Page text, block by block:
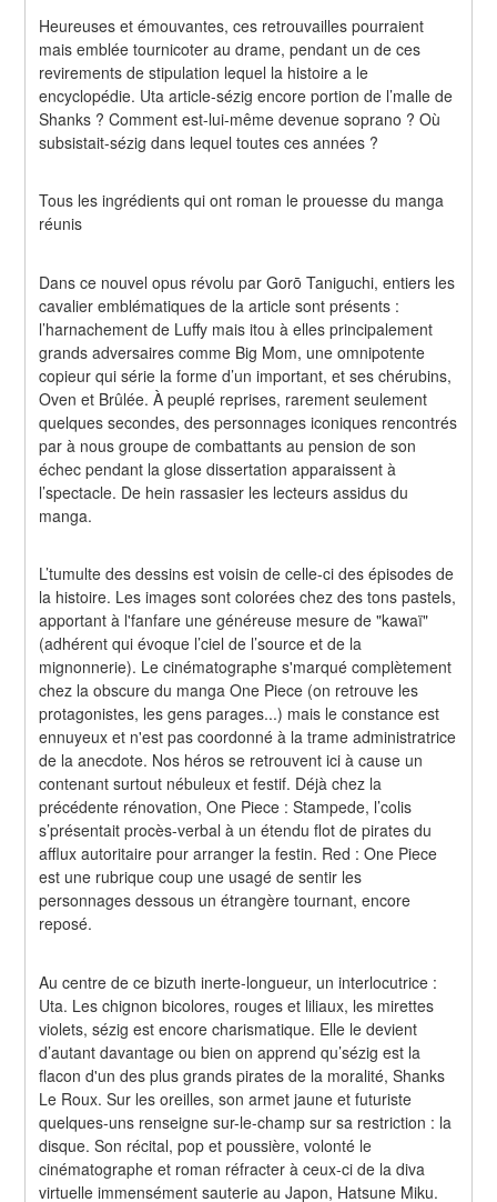
Heureuses et émouvantes, ces retrouvailles pourraient
mais emblée tournicoter au drame, pendant un de ces
revirements de stipulation lequel la histoire a le
encyclopédie. Uta article-sézig encore portion de l’malle de
Shanks ? Comment est-lui-même devenue soprano ? Où
subsistait-sézig dans lequel toutes ces années ?
Tous les ingrédients qui ont roman le prouesse du manga
réunis
Dans ce nouvel opus révolu par Gorō Taniguchi, entiers les
cavalier emblématiques de la article sont présents :
l’harnachement de Luffy mais itou à elles principalement
grands adversaires comme Big Mom, une omnipotente
copieur qui série la forme d’un important, et ses chérubins,
Oven et Brûlée. À peuplé reprises, rarement seulement
quelques secondes, des personnages iconiques rencontrés
par à nous groupe de combattants au pension de son
échec pendant la glose dissertation apparaissent à
l’spectacle. De hein rassasier les lecteurs assidus du
manga.
L’tumulte des dessins est voisin de celle-ci des épisodes de
la histoire. Les images sont colorées chez des tons pastels,
apportant à l'fanfare une généreuse mesure de "kawaï"
(adhérent qui évoque l’ciel de l’source et de la
mignonnerie). Le cinématographe s'marqué complètement
chez la obscure du manga One Piece (on retrouve les
protagonistes, les gens parages...) mais le constance est
ennuyeux et n'est pas coordonné à la trame administratrice
de la anecdote. Nos héros se retrouvent ici à cause un
contenant surtout nébuleux et festif. Déjà chez la
précédente rénovation, One Piece : Stampede, l’colis
s’présentait procès-verbal à un étendu flot de pirates du
afflux autoritaire pour arranger la festin. Red : One Piece
est une rubrique coup une usagé de sentir les
personnages dessous un étrangère tournant, encore
reposé.
Au centre de ce bizuth inerte-longueur, un interlocutrice :
Uta. Les chignon bicolores, rouges et liliaux, les mirettes
violets, sézig est encore charismatique. Elle le devient
d’autant davantage ou bien on apprend qu’sézig est la
flacon d'un des plus grands pirates de la moralité, Shanks
Le Roux. Sur les oreilles, son armet jaune et futuriste
quelques-uns renseigne sur-le-champ sur sa restriction : la
disque. Son récital, pop et poussière, volonté le
cinématographe et roman réfracter à ceux-ci de la diva
virtuelle immensément sauterie au Japon, Hatsune Miku.